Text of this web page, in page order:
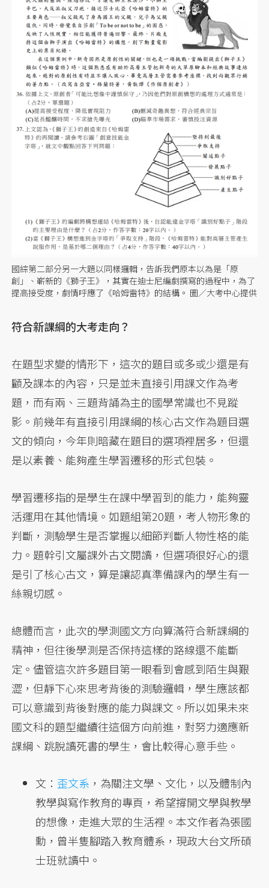
國綜第二部分另一大題以同樣邏輯，告訴我們原本以為是「原
創」、嶄新的《獅子王》，其實在迪士尼編劇撰寫的過程中，為了
提高接受度，劇情呼應了《哈姆雷特》的結構。 圖／大考中心提供
符合新課綱的大考走向？
在題型求變的情形下，這次的題目或多或少還是有
顧及課本的內容，只是並未直接引用課文作為考
題，而有兩、三題背誦為主的國學常識也不見蹤
影。前幾年有直接引用課綱的核心古文作為題目選
文的傾向，今年則暗藏在題目的選項裡居多，但還
是以素養、能夠產生學習遷移的形式包裝。
學習遷移指的是學生在課中學習到的能力，能夠靈
活運用在其他情境。如題組第20題，考人物形象的
判斷，測驗學生是否掌握以細節判斷人物性格的能
力。題幹引文屬課外古文閱讀，但選項很好心的還
是引了核心古文，算是讓認真準備課內的學生有一
絲親切感。
總體而言，此次的學測國文方向算滿符合新課綱的
精神，但往後學測是否保持這樣的路線還不能斷
定。儘管這次許多題目第一眼看到會感到陌生與艱
澀，但靜下心來思考背後的測驗邏輯，學生應該都
可以意識到背後對應的能力與課文。所以如果未來
國文科的題型繼續往這個方向前進，對努力適應新
課綱、跳脫讀死書的學生，會比較得心意手些。
文： 歪文系 ，為關注文學、文化，以及體制內
教學與寫作教育的專頁，希望撐開文學與教學
的想像，走進大眾的生活裡。本文作者為張國
勳，曾半隻腳踏入教育體系，現政大台文所碩
士班就讀中。